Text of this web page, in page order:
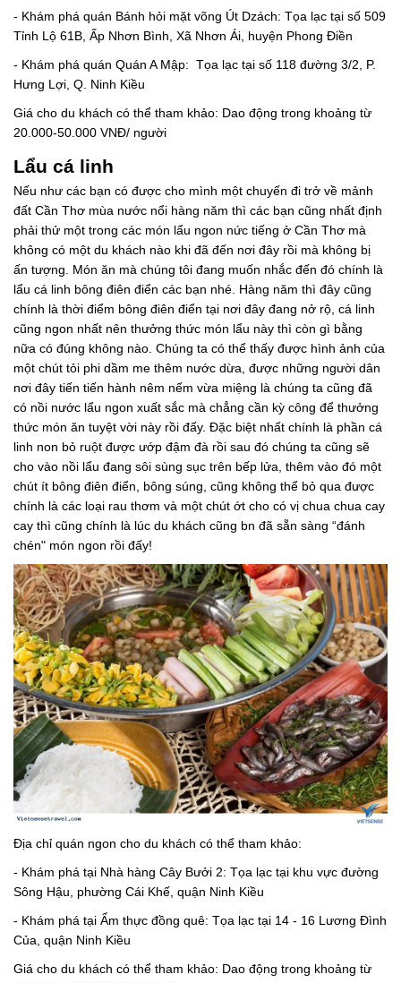
- Khám phá quán Bánh hỏi mặt võng Út Dzách: Tọa lạc tại số 509
Tỉnh Lộ 61B, Ấp Nhơn Bình, Xã Nhơn Ái, huyện Phong Điền
- Khám phá quán Quán A Mập: Tọa lạc tại số 118 đường 3/2, P.
Hưng Lợi, Q. Ninh Kiều
Giá cho du khách có thể tham khảo: Dao động trong khoảng từ
20.000-50.000 VNĐ/ người
Lẩu cá linh
Nếu như các bạn có được cho mình một chuyến đi trở về mảnh
đất Cần Thơ mùa nước nổi hàng năm thì các bạn cũng nhất định
phải thử một trong các món lẩu ngon nức tiếng ở Cần Thơ mà
không có một du khách nào khi đã đến nơi đây rồi mà không bị
ấn tượng. Món ăn mà chúng tôi đang muốn nhắc đến đó chính là
lẩu cá linh bông điên điển các bạn nhé. Hàng năm thì đây cũng
chính là thời điểm bông điên điển tại nơi đây đang nở rộ, cá linh
cũng ngon nhất nên thưởng thức món lẩu này thì còn gì bằng
nữa có đúng không nào. Chúng ta có thể thấy được hình ảnh của
một chút tỏi phi dầm me thêm nước dừa, được những người dân
nơi đây tiến tiến hành nêm nếm vừa miệng là chúng ta cũng đã
có nồi nước lẩu ngon xuất sắc mà chẳng cần kỳ công để thưởng
thức món ăn tuyệt vời này rồi đấy. Đặc biệt nhất chính là phần cá
linh non bỏ ruột được ướp đậm đà rồi sau đó chúng ta cũng sẽ
cho vào nồi lẩu đang sôi sùng sục trên bếp lửa, thêm vào đó một
chút ít bông điên điển, bông súng, cũng không thể bỏ qua được
chính là các loại rau thơm và một chút ớt cho có vị chua chua cay
cay thì cũng chính là lúc du khách cũng bn đã sẵn sàng “đánh
chén" món ngon rồi đấy!
Địa chỉ quán ngon cho du khách có thể tham khảo:
- Khám phá tại Nhà hàng Cây Bưởi 2: Tọa lạc tại khu vực đường
Sông Hậu, phường Cái Khế, quận Ninh Kiều
- Khám phá tại Ẩm thực đồng quê: Tọa lạc tại 14 - 16 Lương Đình
Của, quận Ninh Kiều
Giá cho du khách có thể tham khảo: Dao động trong khoảng từ